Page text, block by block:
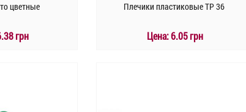
цветные
грн
Плечики пластиковые TP 36
Цена:6.05 грн